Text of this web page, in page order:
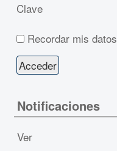
Clave
Recordar mis datos
Notificaciones
Ver